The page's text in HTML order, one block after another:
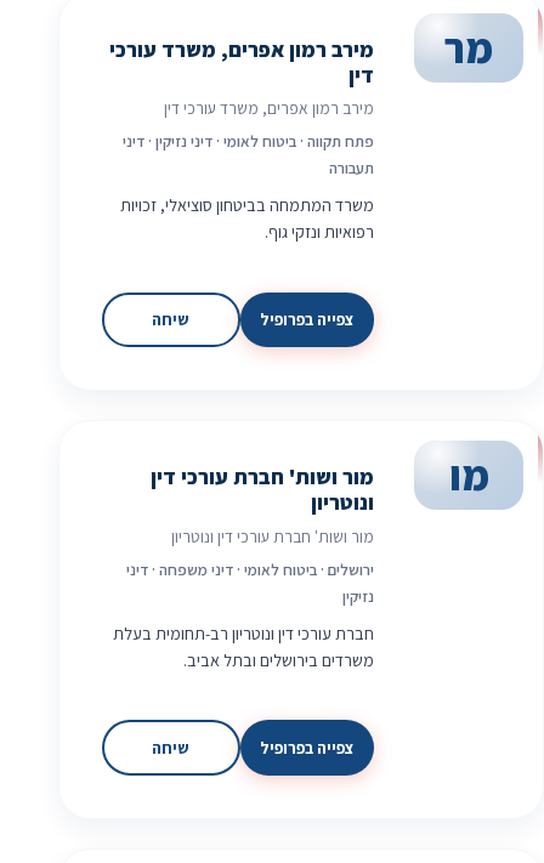
מר
מירב רמון אפרים, משרד עורכי
דין
מירב רמון אפרים, משרד עורכי דין
פתח תקווה · ביטוח לאומי · דיני נזיקין · דיני
תעבורה
משרד המתמחה בביטחון סוציאלי, זכויות
רפואיות ונזקי גוף.
צפייה בפרופיל שיחה
מו
מור ושות' חברת עורכי דין
ונוטריון
מור ושות' חברת עורכי דין ונוטריון
ירושלים · ביטוח לאומי · דיני משפחה · דיני
נזיקין
חברת עורכי דין ונוטריון רב-תחומית בעלת
משרדים בירושלים ובתל אביב.
צפייה בפרופיל שיחה